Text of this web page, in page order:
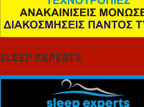
SLEEP EXPERTS